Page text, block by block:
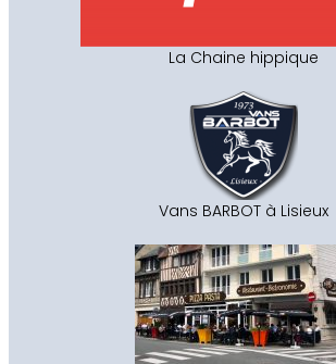
La Chaine hippique
Vans BARBOT à Lisieux